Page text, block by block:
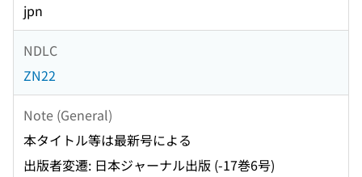
jpn
NDLC
ZN22
Note (General)
本タイトル等は最新号による
出版者変遷: 日本ジャーナル出版 (-17巻6号)